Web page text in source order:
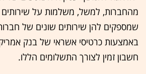
מהחברות, למשל, משלמות על
שמספקים להן שירותים שונים של חברות
באמצעות כרטיסי אשראי של בנק
חשבון זמין לצורך התשלומים הללו.